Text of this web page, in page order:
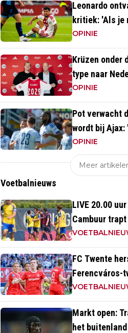
Leonardo
kritiek: 'Als je
best wel
OPINIE
Krüzen onder
type naar
je iets goed'
OPINIE
Pot verwacht
wordt bij
eigenlijk al'
OPINIE
Meer
Voetbalnieuws
LIVE 20.00
Cambuur
tegen
FC Twente
Ferencváros-
gehakt van
Markt open:
het